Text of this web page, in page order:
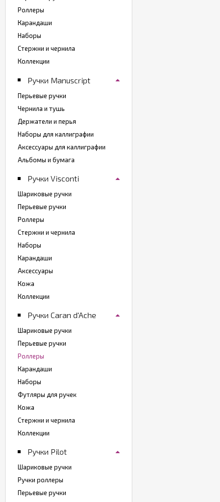
Роллеры
Карандаши
Наборы
Стержни и чернила
Коллекции
Ручки Manuscript
Перьевые ручки
Чернила и тушь
Держатели и перья
Наборы для каллиграфии
Аксессуары для каллиграфии
Альбомы и бумага
Ручки Visconti
Шариковые ручки
Перьевые ручки
Роллеры
Стержни и чернила
Наборы
Карандаши
Аксессуары
Кожа
Коллекции
Ручки Caran d'Ache
Шариковые ручки
Перьевые ручки
Роллеры
Карандаши
Наборы
Футляры для ручек
Кожа
Стержни и чернила
Коллекции
Ручки Pilot
Шариковые ручки
Ручки роллеры
Перьевые ручки